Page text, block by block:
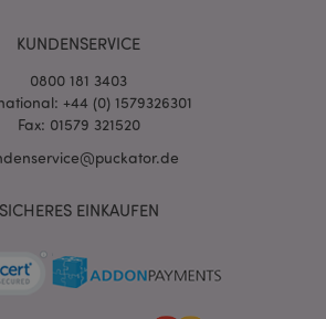
KUNDENSERVICE
0800 181 3403
+44 (0) 1579326301
Fax: 01579 321520
SICHERES EINKAUFEN
.www.puckator.de